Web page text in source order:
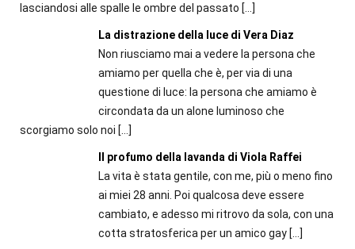
lasciandosi alle spalle le ombre del passato […]
La distrazione della luce di Vera Diaz
Non riusciamo mai a vedere la persona che
amiamo per quella che è, per via di una
questione di luce: la persona che amiamo è
circondata da un alone luminoso che
scorgiamo solo noi […]
Il profumo della lavanda di Viola Raffei
La vita è stata gentile, con me, più o meno fino
ai miei 28 anni. Poi qualcosa deve essere
cambiato, e adesso mi ritrovo da sola, con una
cotta stratosferica per un amico gay[…]